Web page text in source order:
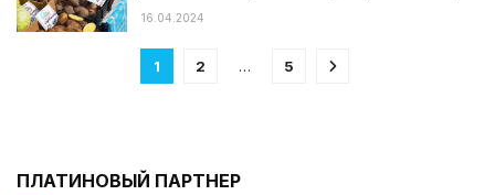
16.04.2024
1 2 … 5
ПЛАТИНОВЫЙ ПАРТНЕР